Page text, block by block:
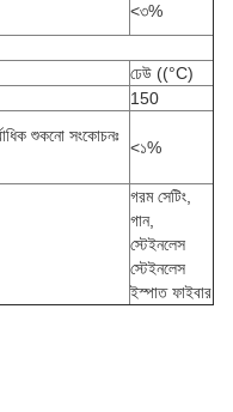
<৩%
ঢেউ ((°C)
150
শুকনো সংকোচনঃ
<১%
গরম সেটিং,
গান,
স্টেইনলেস
স্টেইনলেস
ইস্পাত ফাইবার